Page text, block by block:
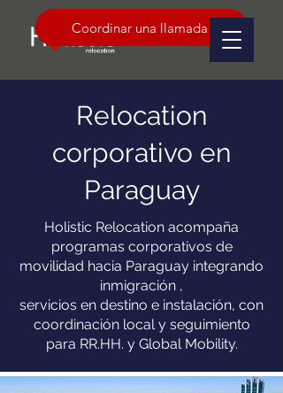
Coordinar una llamada
Relocation
corporativo en
Paraguay
Holistic Relocation acompaña
programas corporativos de
movilidad hacia Paraguay integrando
inmigración ,
servicios en destino e instalación, con
coordinación local y seguimiento
para RR.HH. y Global Mobility.